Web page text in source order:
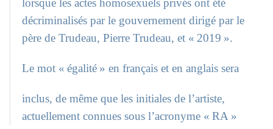
lorsque les actes homosexuels privés ont été
décriminalisés par le gouvernement dirigé par le
père de Trudeau, Pierre Trudeau, et « 2019 ».
Le mot « égalité » en français et en anglais sera
inclus, de même que les initiales de l’artiste,
actuellement connues sous l’acronyme « RA »